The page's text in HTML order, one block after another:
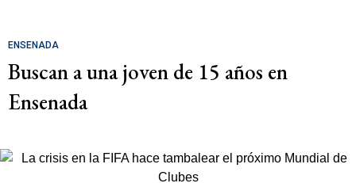
ENSENADA
Buscan a una joven de 15 años en
Ensenada